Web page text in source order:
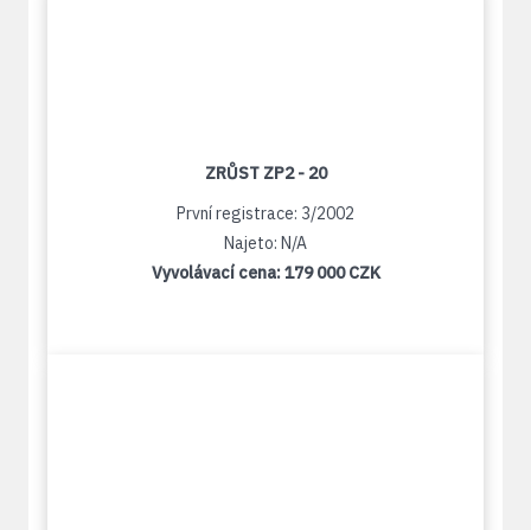
ZRŮST ZP2 - 20
První registrace: 3/2002
Najeto: N/A
Vyvolávací cena:179 000 CZK